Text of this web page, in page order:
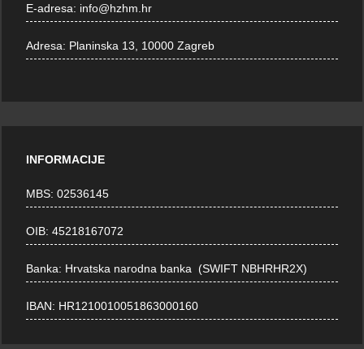
E-adresa: info@hzhm.hr
Adresa: Planinska 13, 10000 Zagreb
INFORMACIJE
MBS: 02536145
OIB: 45218167072
Banka: Hrvatska narodna banka (SWIFT NBHRHR2X)
IBAN: HR1210010051863000160